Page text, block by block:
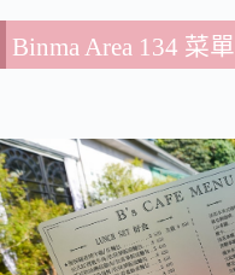
Binma Area 134 菜單